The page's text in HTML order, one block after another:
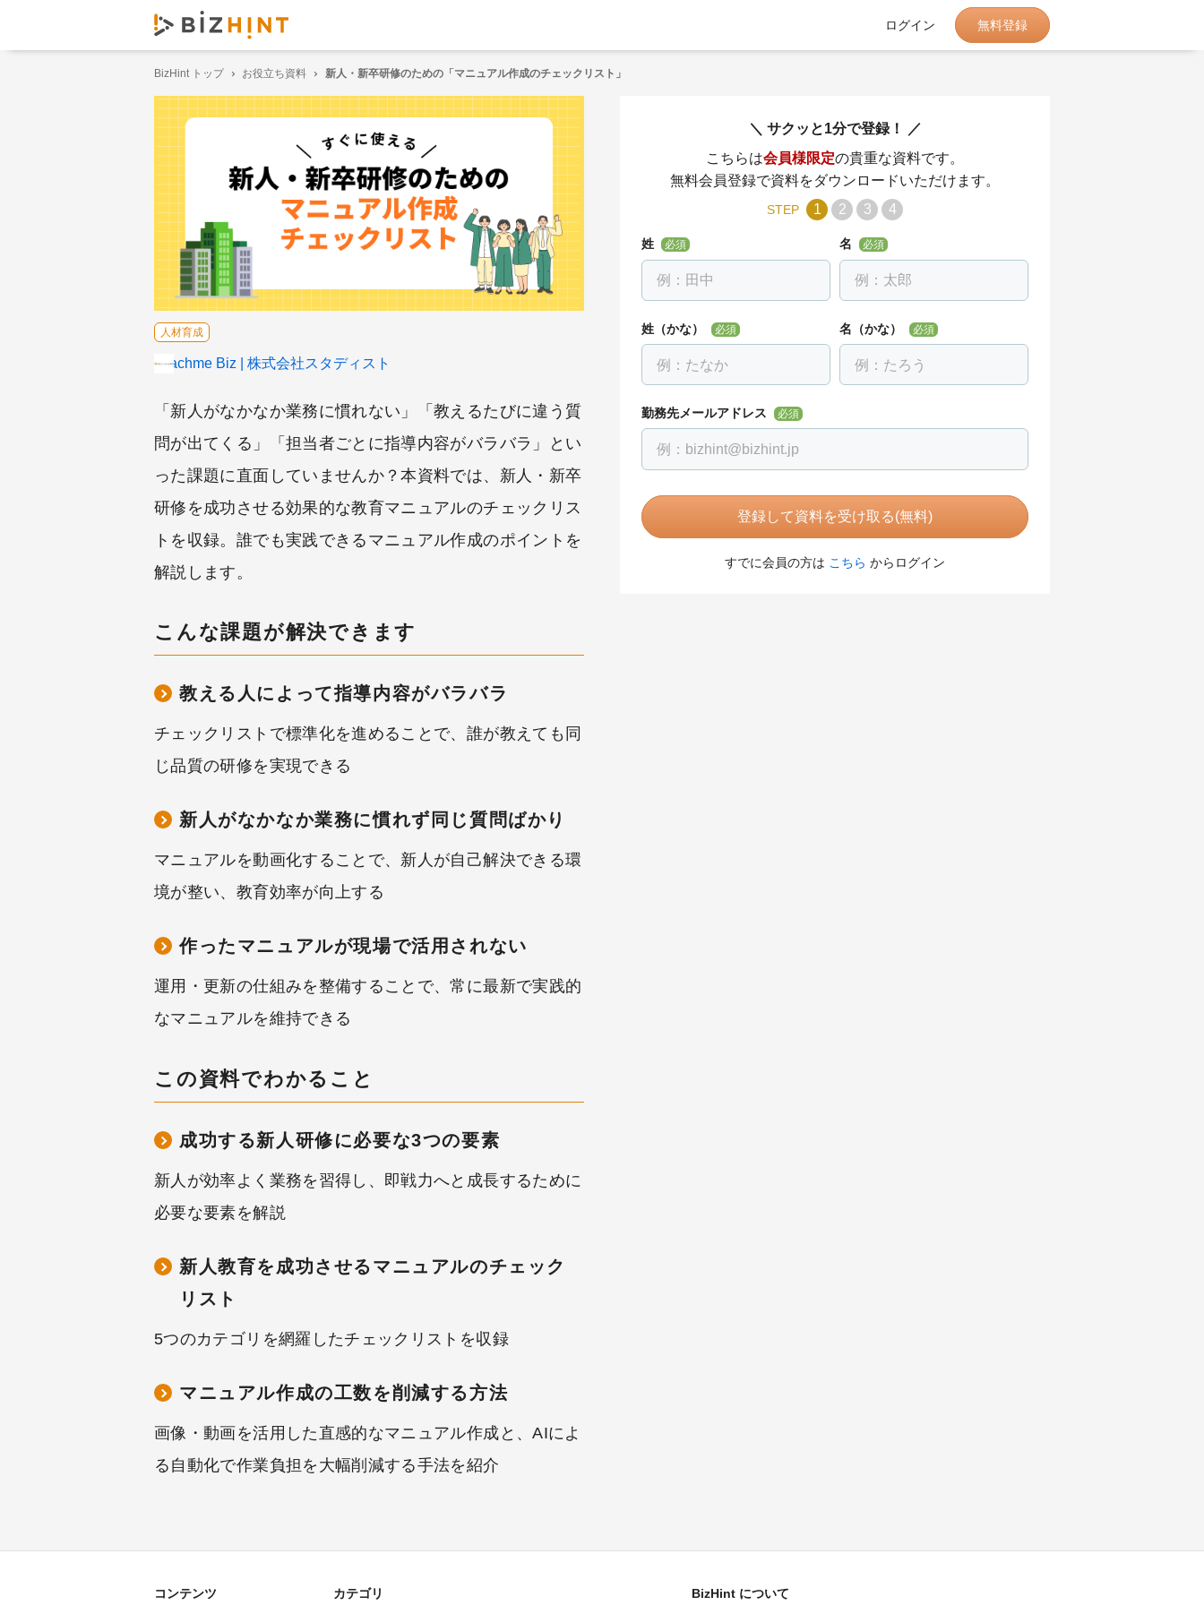
ログイン 無料登録
BizHint トップ お役立ち資料 新人・新卒研修のための「マニュアル作成のチェックリスト」
「新人がなかなか業務に慣れない」「教えるたびに違う質
問が出てくる」「担当者ごとに指導内容がバラバラ」とい
った課題に直面していませんか？本資料では、新人・新卒
研修を成功させる効果的な教育マニュアルのチェックリス
トを収録。誰でも実践できるマニュアル作成のポイントを
解説します。
こんな課題が解決できます
教える人によって指導内容がバラバラ
チェックリストで標準化を進めることで、誰が教えても同
じ品質の研修を実現できる
新人がなかなか業務に慣れず同じ質問ばかり
マニュアルを動画化することで、新人が自己解決できる環
境が整い、教育効率が向上する
作ったマニュアルが現場で活用されない
運用・更新の仕組みを整備することで、常に最新で実践的
なマニュアルを維持できる
この資料でわかること
成功する新人研修に必要な3つの要素
新人が効率よく業務を習得し、即戦力へと成⻑するために
必要な要素を解説
新人教育を成功させるマニュアルのチェック
リスト
5つのカテゴリを網羅したチェックリストを収録
マニュアル作成の工数を削減する方法
画像・動画を活用した直感的なマニュアル作成と、AIによ
る自動化で作業負担を大幅削減する手法を紹介
人材育成
Teachme Biz 株式会社スタディスト
サクッと1分で登録！
こちらは会員様限定の貴重な資料です。
無料会員登録で資料をダウンロードいただけます。
STEP 1 2 3 4
姓 必須 名 必須
姓（かな） 必須 名（かな） 必須
勤務先メールアドレス 必須
登録して資料を受け取る(無料)
すでに会員の方は こちら からログイン
コンテンツ カテゴリ BizHint について